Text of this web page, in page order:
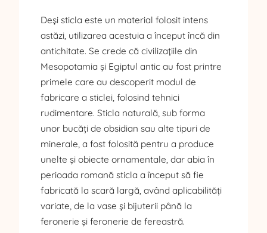
Deși sticla este un material folosit intens
astăzi, utilizarea acestuia a început încă din
antichitate. Se crede că civilizațiile din
Mesopotamia și Egiptul antic au fost printre
primele care au descoperit modul de
fabricare a sticlei, folosind tehnici
rudimentare. Sticla naturală, sub forma
unor bucăți de obsidian sau alte tipuri de
minerale, a fost folosită pentru a produce
unelte și obiecte ornamentale, dar abia în
perioada romană sticla a început să fie
fabricată la scară largă, având aplicabilități
variate, de la vase și bijuterii până la
feronerie și feronerie de fereastră.